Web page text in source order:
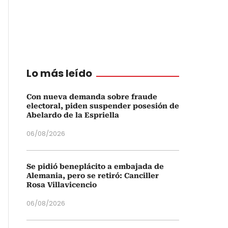
Lo más leído
Con nueva demanda sobre fraude
electoral, piden suspender posesión de
Abelardo de la Espriella
06/08/2026
Se pidió beneplácito a embajada de
Alemania, pero se retiró: Canciller
Rosa Villavicencio
06/08/2026